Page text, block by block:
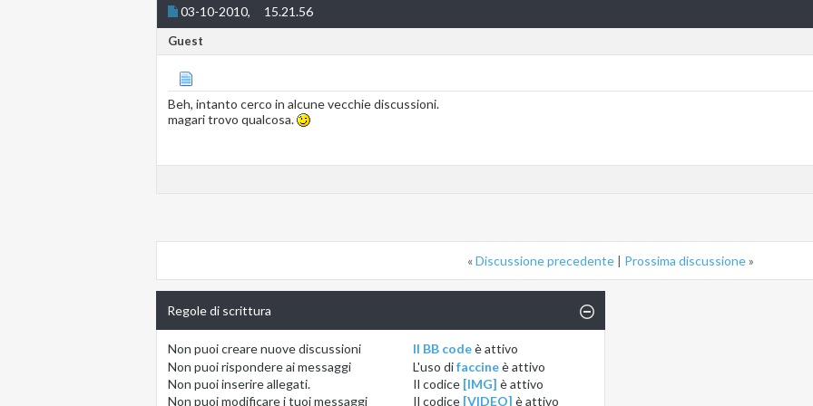
03-10-2010, 15.21.56
Guest
Beh, intanto cerco in alcune vecchie discussioni.
magari trovo qualcosa.
«Discussione precedente | Prossima discussione»
Regole di scrittura
Non puoicreare nuove discussioni
Non puoirispondere ai messaggi
Non puoiinserire allegati.
Non puoimodificare i tuoi messaggi
Il BB codeèattivo
L'uso difaccineèattivo
Il codice [IMG] èattivo
Il codice [VIDEO] èattivo